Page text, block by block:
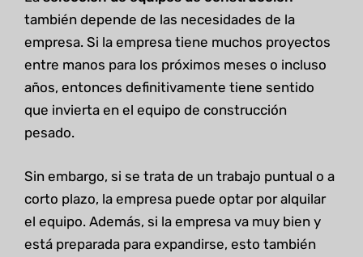
también depende de las necesidades de la
empresa. Si la empresa tiene muchos proyectos
entre manos para los próximos meses o incluso
años, entonces definitivamente tiene sentido
que invierta en el equipo de construcción
pesado.
Sin embargo, si se trata de un trabajo puntual o a
corto plazo, la empresa puede optar por alquilar
el equipo. Además, si la empresa va muy bien y
está preparada para expandirse, esto también